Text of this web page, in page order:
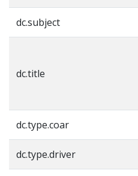
dc.subject
dc.title
dc.type.coar
dc.type.driver